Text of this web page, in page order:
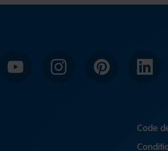
YouTube Instagram Pinterest LinkedIn
Code